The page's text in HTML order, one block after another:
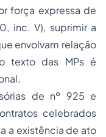
força expressa de
inc. V), suprimir a
envolvam relação
texto das MPs é
de nº 925 e
celebrados
a existência de ato